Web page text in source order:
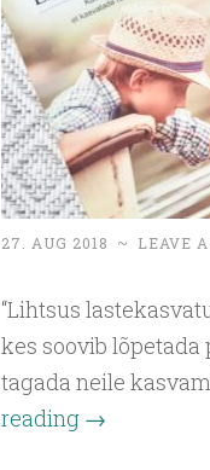
27. AUG 2018 ~ LEAVE
“Lihtsus
kes soovib
tagada neile
reading →